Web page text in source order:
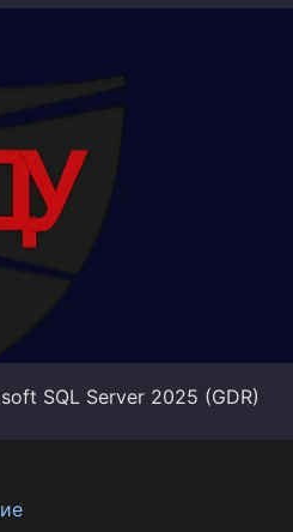
SQL Server 2025 (GDR)